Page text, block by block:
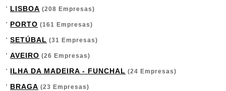
LISBOA (208 Empresas)
PORTO (161 Empresas)
SETÚBAL (31 Empresas)
AVEIRO (26 Empresas)
ILHA DA MADEIRA - FUNCHAL (24 Empresas)
BRAGA (23 Empresas)